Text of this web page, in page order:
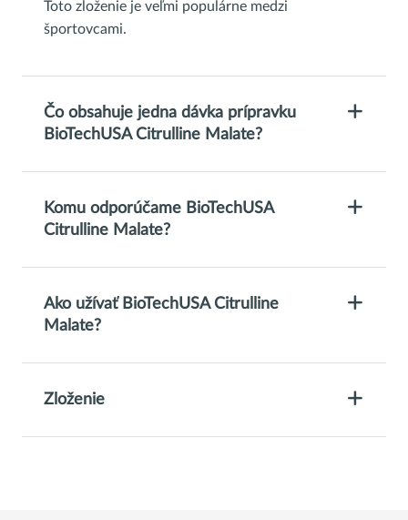
Toto zloženie je veľmi populárne medzi
športovcami.
Čo obsahuje jedna dávka prípravku
BioTechUSA Citrulline Malate?
Komu odporúčame BioTechUSA
Citrulline Malate?
Ako užívať BioTechUSA Citrulline
Malate?
Zloženie